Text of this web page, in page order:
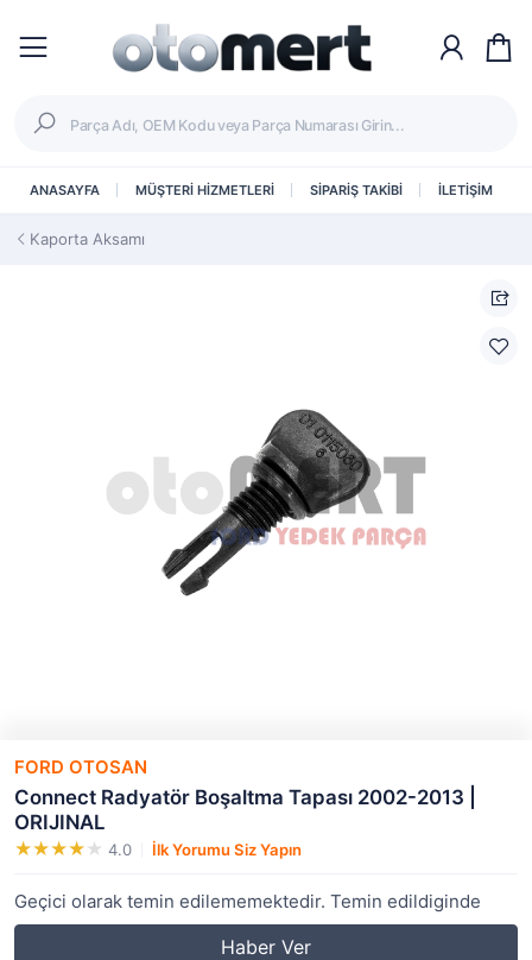
ANASAYFA MÜŞTERİ HİZMETLERİ SİPARİŞ TAKİBİ İLETİŞİM
Kaporta Aksamı
FORD OTOSAN
Connect Radyatör Boşaltma Tapası 2002-2013 |
ORIJINAL
4.0 İlk Yorumu Siz Yapın
Geçici olarak temin edilememektedir. Temin edildiginde
Haber Ver